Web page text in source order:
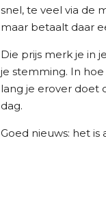
snel, te veel via de
maar betaalt daar
Die prijs merk je in
je stemming. In
lang je erover doet
dag.
Goed nieuws: het is